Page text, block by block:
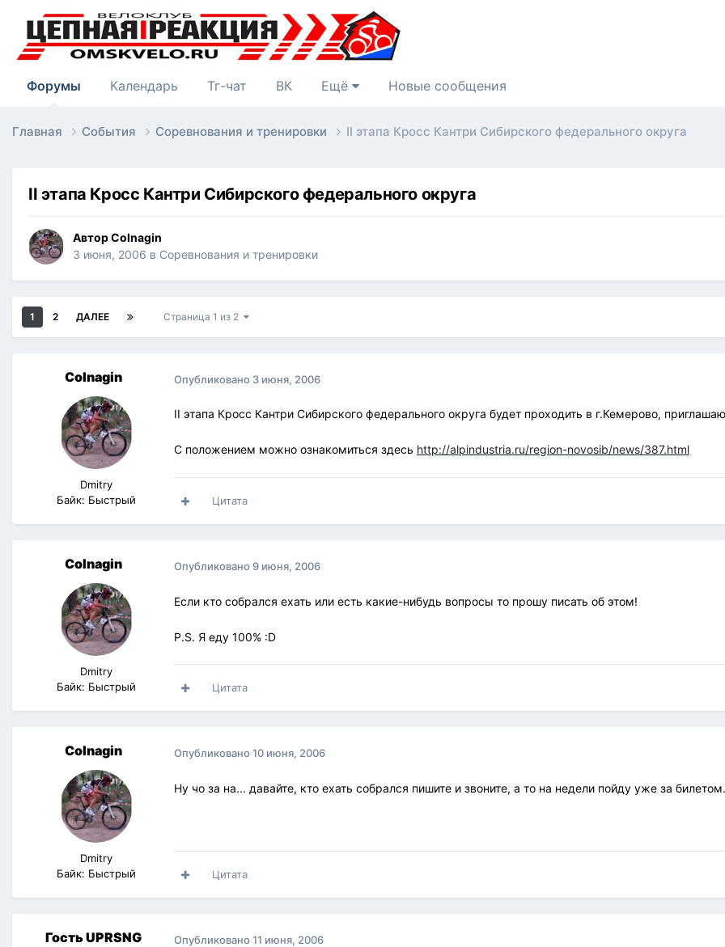
Форумы Календарь Тг-чат ВК Ещё Новые сообщения
Главная События Соревнования и тренировки II этапа Кросс Кантри Сибирского федерального округа
II этапа Кросс Кантри Сибирского федерального округа
АвторColnagin
3 июня, 2006 в Соревнования и тренировки
1 2 ДАЛЕЕ Страница 1 из 2
Colnagin
Dmitry
Байк: Быстрый
Опубликовано 3 июня, 2006
II этапа Кросс Кантри Сибирского федерального округа будет проходить в г.Кемерово,
С положением можно ознакомиться здесь http://alpindustria.ru/region-novosib/news/387.html
Цитата
Colnagin
Dmitry
Байк: Быстрый
Опубликовано9 июня, 2006
Если кто собрался ехать или есть какие-нибудь вопросы то прошу писать об этом!
P.S. Я еду 100% :D
Цитата
Colnagin
Dmitry
Байк: Быстрый
Опубликовано10 июня, 2006
Ну чо за на... давайте, кто ехать собрался пишите и звоните, а то на недели пойду уже за
Цитата
Гость UPRSNG Опубликовано11 июня, 2006